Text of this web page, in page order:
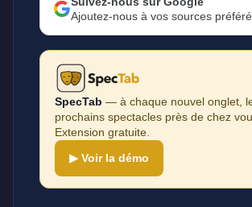
Ajoutez-nous à vos sources
SpecTab — à chaque nouvel onglet,
prochains spectacles près de chez
Extension gratuite.
▶ Voir la démo